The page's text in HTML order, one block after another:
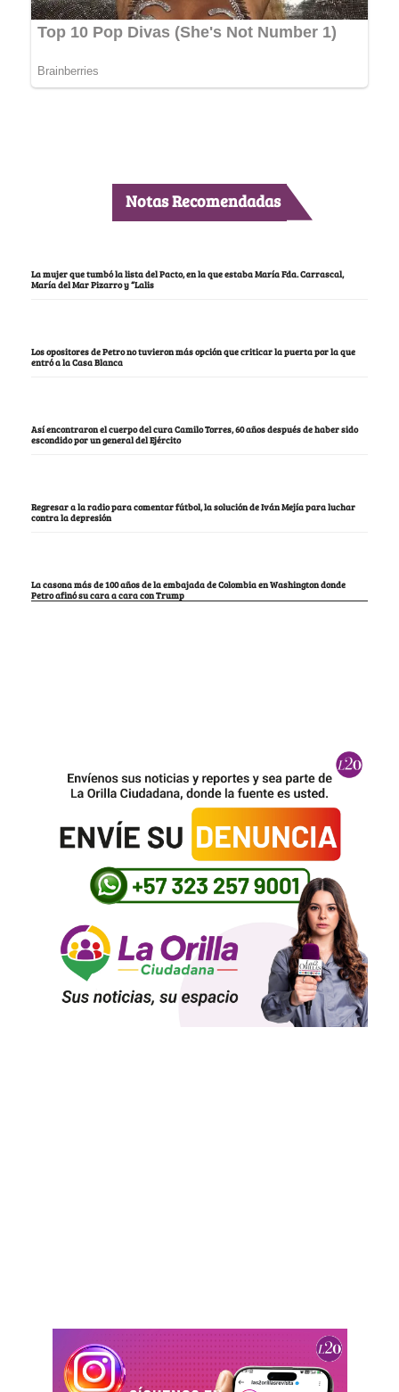
Notas Recomendadas
La mujer que tumbó la lista del Pacto, en la que estaba María Fda. Carrascal,
María del Mar Pizarro y “Lalis
Los opositores de Petro no tuvieron más opción que criticar la puerta por la que
entró a la Casa Blanca
Así encontraron el cuerpo del cura Camilo Torres, 60 años después de haber sido
escondido por un general del Ejército
Regresar a la radio para comentar fútbol, la solución de Iván Mejía para luchar
contra la depresión
La casona más de 100 años de la embajada de Colombia en Washington donde
Petro afinó su cara a cara con Trump